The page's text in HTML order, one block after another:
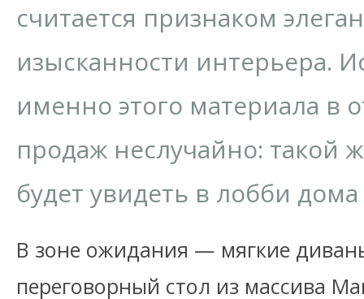
считается признаком
изысканности интерьера.
именно этого материала в
продаж неслучайно:
будет увидеть в лобби
В зоне ожидания — мягкие
переговорный стол из массива